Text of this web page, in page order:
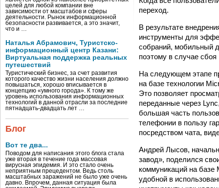
целей для любой компании вне
зависимости от масштабов и сферы
деятельности. Рынок информационной
безопасности развивается, а это значит,
что и …
Наталья Абрамович, Туристско-
информационный центр Казани:
Виртуальная поддержка реальных
путешествий
Туристический бизнес, за счет развития
которого качество жизни населения должно
повышаться, хорошо вписывается в
концепцию «умного города». К тому же
уровень использования информационных
технологий в данной отрасли за последние
пятнадцать-двадцать лет …
Блог
Вот те два...
Поводом для написания этого блога стала
уже вторая в течение года массовая
вирусная эпидемия. И это стало очень
неприятным прецедентом. Ведь столь
масштабных заражений не было уже очень
давно. Впрочем, данная ситуация была
переход.
В результате
инструменты для
собраний, мобильный
поэтому в случае
На следующем этапе
на базе технологии
Это позволяет
переданные через
большая часть
телефонии в пользу
посредством чата,
Андрей Лысов,
завод», поделился
коммуникаций на базе
удобной в